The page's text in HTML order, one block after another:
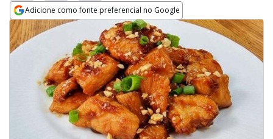
Adicione como fonte preferencial no Google
Opens in new window